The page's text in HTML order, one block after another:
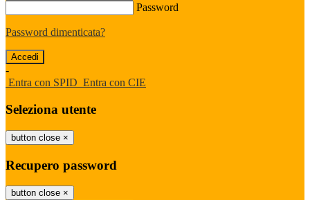
Password
Password dimenticata?
-
Entra con SPID Entra con CIE
Seleziona utente
button close ×
Recupero password
button close ×